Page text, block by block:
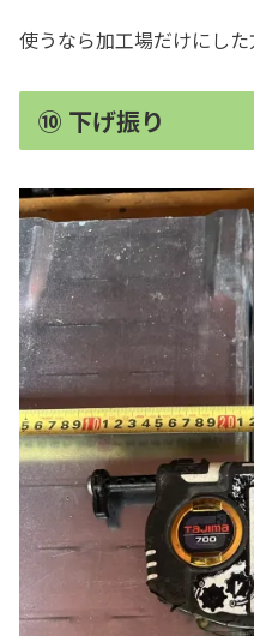
使うなら加工場だけにし
⑩ 下げ振り